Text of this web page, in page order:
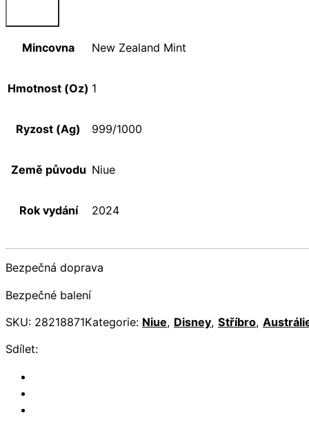
Mincovna New Zealand Mint
Hmotnost (Oz) 1
Ryzost (Ag) 999/1000
Země původu Niue
Rok vydání 2024
Bezpečná doprava
Bezpečné balení
SKU: 28218871Kategorie: Niue, Disney, Stříbro,
Sdílet: